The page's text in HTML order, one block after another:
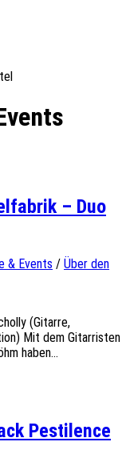
– Duo
& Events / Über den
(Gitarre,
Mit dem Gitarristen
haben...
Pestilence